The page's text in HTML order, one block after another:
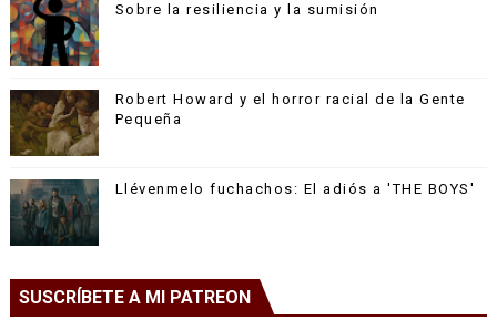
Sobre la resiliencia y la sumisión
Robert Howard y el horror racial de la Gente
Pequeña
Llévenmelo fuchachos: El adiós a 'THE BOYS'
SUSCRÍBETE A MI PATREON